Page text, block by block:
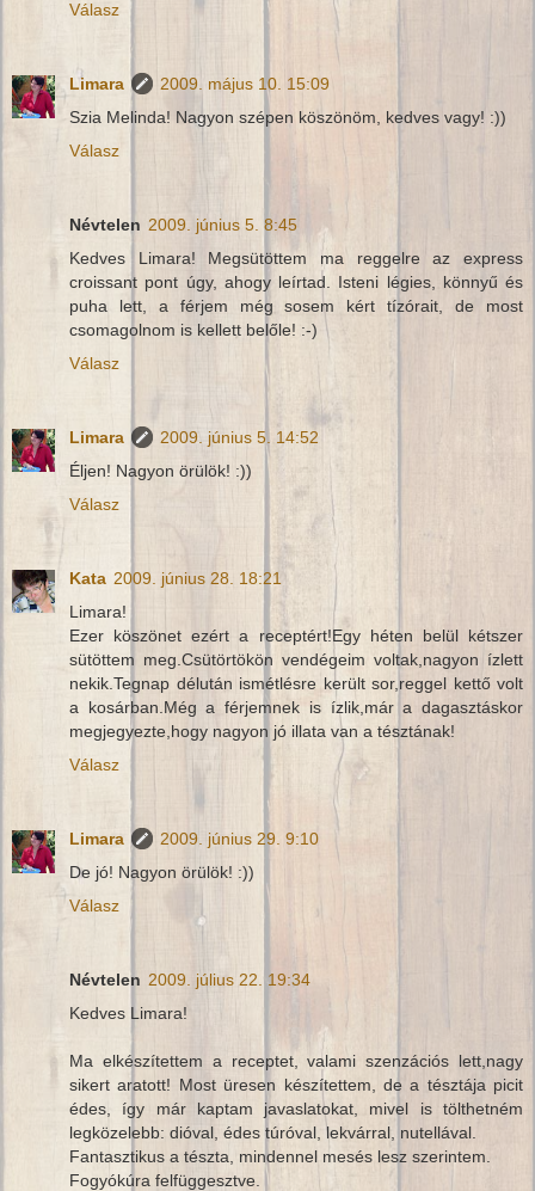
Válasz
Limara
2009. május 10. 15:09
Szia Melinda! Nagyon szépen köszönöm, kedves vagy! :))
Válasz
Névtelen 2009. június 5. 8:45
Kedves Limara! Megsütöttem ma reggelre az express
croissant pont úgy, ahogy leírtad. Isteni légies, könnyű és
puha lett, a férjem még sosem kért tízórait, de most
csomagolnom is kellett belőle! :-)
Válasz
Limara
2009. június 5. 14:52
Éljen! Nagyon örülök! :))
Válasz
Kata 2009. június 28. 18:21
Limara!
Ezer köszönet ezért a receptért!Egy héten belül kétszer
sütöttem meg.Csütörtökön vendégeim voltak,nagyon ízlett
nekik.Tegnap délután ismétlésre került sor,reggel kettő volt
a kosárban.Még a férjemnek is ízlik,már a dagasztáskor
megjegyezte,hogy nagyon jó illata van a tésztának!
Válasz
Limara
2009. június 29. 9:10
De jó! Nagyon örülök! :))
Válasz
Névtelen 2009. július 22. 19:34
Kedves Limara!
Ma elkészítettem a receptet, valami szenzációs lett,nagy
sikert aratott! Most üresen készítettem, de a tésztája picit
édes, így már kaptam javaslatokat, mivel is tölthetném
legközelebb: dióval, édes túróval, lekvárral, nutellával.
Fantasztikus a tészta, mindennel mesés lesz szerintem.
Fogyókúra felfüggesztve.